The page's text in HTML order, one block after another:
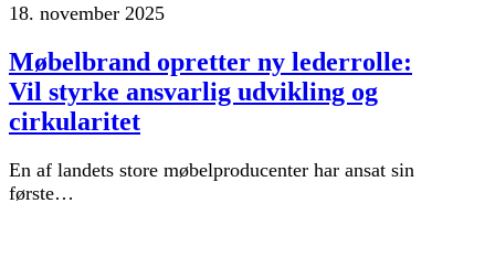
18. november 2025
Møbelbrand opretter ny lederrolle:
Vil styrke ansvarlig udvikling og
cirkularitet
En af landets store møbelproducenter har ansat sin
første…